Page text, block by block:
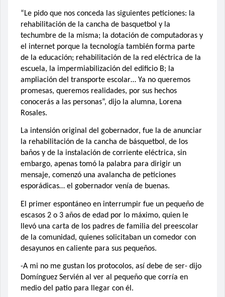
“Le pido que nos conceda las siguientes peticiones: la
rehabilitación de la cancha de basquetbol y la
techumbre de la misma; la dotación de computadoras y
el internet porque la tecnología también forma parte
de la educación; rehabilitación de la red eléctrica de la
escuela, la impermiabilización del edificio B; la
ampliación del transporte escolar… Ya no queremos
promesas, queremos realidades, por sus hechos
conocerás a las personas”, dijo la alumna, Lorena
Rosales.
La intensión original del gobernador, fue la de anunciar
la rehabilitación de la cancha de básquetbol, de los
baños y de la instalación de corriente eléctrica, sin
embargo, apenas tomó la palabra para dirigir un
mensaje, comenzó una avalancha de peticiones
esporádicas… el gobernador venía de buenas.
El primer espontáneo en interrumpir fue un pequeño de
escasos 2 o 3 años de edad por lo máximo, quien le
llevó una carta de los padres de familia del preescolar
de la comunidad, quienes solicitaban un comedor con
desayunos en caliente para sus pequeños.
-A mi no me gustan los protocolos, así debe de ser- dijo
Domínguez Servién al ver al pequeño que corría en
medio del patio para llegar con él.